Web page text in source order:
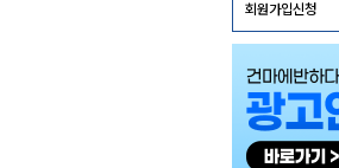
회원가입신청